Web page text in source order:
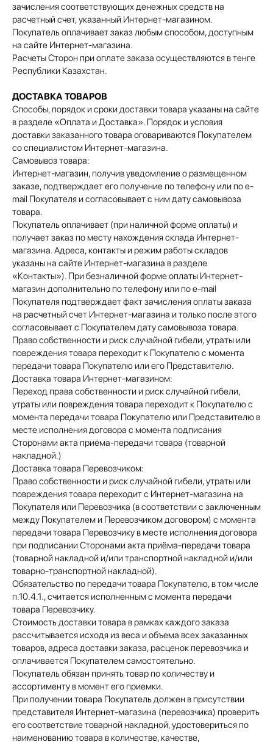
зачисления соответствующих денежных средств на
расчетный счет, указанный Интернет-магазином.
Покупатель оплачивает заказ любым способом, доступным
на сайте Интернет-магазина.
Расчеты Сторон при оплате заказа осуществляются в тенге
Республики Казахстан.
ДОСТАВКА ТОВАРОВ
Способы, порядок и сроки доставки товара указаны на сайте
в разделе «Оплата и Доставка». Порядок и условия
доставки заказанного товара оговариваются Покупателем
со специалистом Интернет-магазина.
Самовывоз товара:
Интернет-магазин, получив уведомление о размещенном
заказе, подтверждает его получение по телефону или по e-
mail Покупателя и согласовывает с ним дату самовывоза
товара.
Покупатель оплачивает (при наличной форме оплаты) и
получает заказ по месту нахождения склада Интернет-
магазина. Адреса, контакты и режим работы складов
указаны на сайте Интернет-магазина в разделе
«Контакты»). При безналичной форме оплаты Интернет-
магазин дополнительно по телефону или по e-mail
Покупателя подтверждает факт зачисления оплаты заказа
на расчетный счет Интернет-магазина и только после этого
согласовывает с Покупателем дату самовывоза товара.
Право собственности и риск случайной гибели, утраты или
повреждения товара переходит к Покупателю с момента
передачи товара Покупателю или его Представителю.
Доставка товара Интернет-магазином:
Переход права собственности и риск случайной гибели,
утраты или повреждения товара переходит к Покупателю с
момента передачи товара Покупателю или Представителю в
месте исполнения договора с момента подписания
Сторонами акта приёма-передачи товара (товарной
накладной.)
Доставка товара Перевозчиком:
Право собственности и риск случайной гибели, утраты или
повреждения товара переходит с Интернет-магазина на
Покупателя или Перевозчика (в соответствии с заключенным
между Покупателем и Перевозчиком договором) с момента
передачи товара Перевозчику в месте исполнения договора
при подписании Сторонами акта приёма-передачи товара
(товарной накладной и/или транспортной накладной и/или
товарно-транспортной накладной).
Обязательство по передачи товара Покупателю, в том числе
п.10.4.1., считается исполненным с момента передачи
товара Перевозчику.
Стоимость доставки товара в рамках каждого заказа
рассчитывается исходя из веса и объема всех заказанных
товаров, адреса доставки заказа, расценок перевозчика и
оплачивается Покупателем самостоятельно.
Покупатель обязан принять товар по количеству и
ассортименту в момент его приемки.
При получении товара Покупатель должен в присутствии
представителя Интернет-магазина (перевозчика) проверить
его соответствие товарной накладной, удостовериться по
наименованию товара в количестве, качестве,